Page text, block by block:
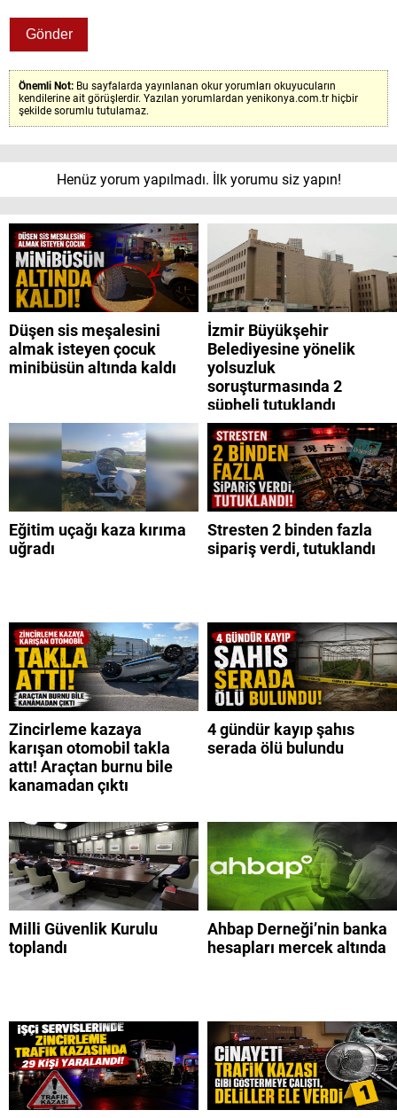
Önemli Not: Bu sayfalarda yayınlanan okur yorumları okuyucuların
kendilerine ait görüşlerdir. Yazılan yorumlardan yenikonya.com.tr hiçbir
şekilde sorumlu tutulamaz.
Henüz yorum yapılmadı. İlk yorumu siz yapın!
Düşen sis meşalesini
almak isteyen çocuk
minibüsün altında kaldı
İzmir Büyükşehir
Belediyesine yönelik
yolsuzluk
soruşturmasında 2
şüpheli tutuklandı
Eğitim uçağı kaza kırıma
uğradı
Stresten 2 binden fazla
sipariş verdi, tutuklandı
Zincirleme kazaya
karışan otomobil takla
attı! Araçtan burnu bile
kanamadan çıktı
4 gündür kayıp şahıs
serada ölü bulundu
Milli Güvenlik Kurulu
toplandı
Ahbap Derneği’nin banka
hesapları mercek altında